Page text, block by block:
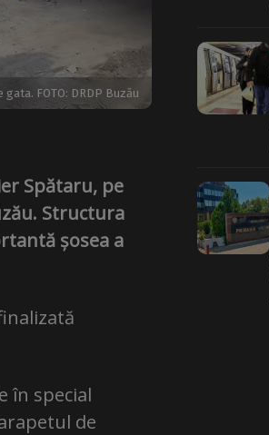
FOTO: DRDP Buzău
Spătaru, pe
Structura
șosea a
în special
de